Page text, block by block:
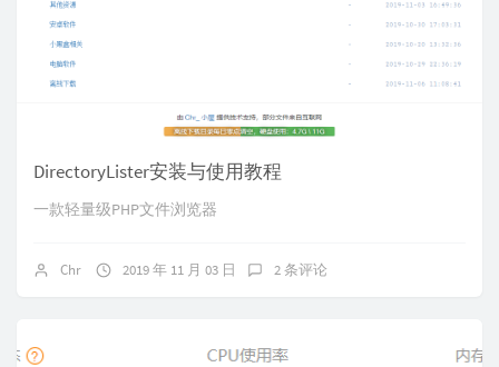
DirectoryLister安装与使用教程
一款轻量级PHP文件浏览器
Chr 2019 年 11 月 03 日 2 条评论